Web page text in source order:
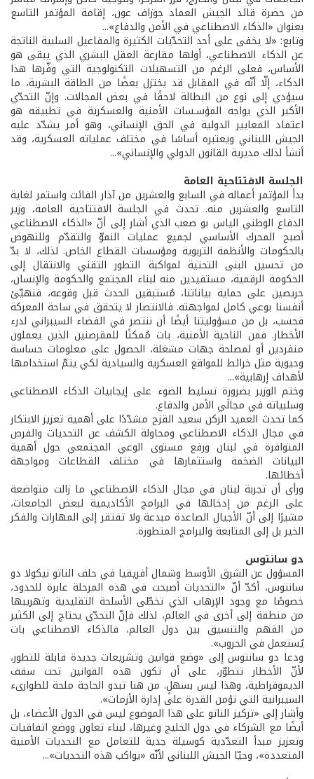
من حضرة قائد الجيش العماد جوزاف عون، إقامة المؤتمر التاسع
بعنوان «الذكاء الاصطناعي في الأمن والدفاع»...
وتابع: «لا يخفى على أحد التحدّيات الكثيرة والمفاعيل السلبية الناتجة
عن الذكاء الاصطناعي، أولها مقارعة العقل البشري الذي يبقى هو
الأساس، فعلى الرغم من التسهيلات التكنولوجية التي وفّرها هذا
الذكاء، إلّا أنّه في المقابل قد يختزل بعضًا من الطاقة البشرية، ما
سيؤدي إلى نوع من البطالة لاحقًا في بعض المجالات. وإنّ التحدّي
الأكبر الذي يواجه المؤسـسات الأمنية والعسكرية في تطبيقه هو
اعتماد المعايير الدولية في الحق الإنساني، وهو أمر يشدّد عليه
الجيش اللبناني ويعتبره أساسًا في مختلف عملياته العسكرية، وقد
أنشأ لذلك مديرية القانون الدولي والإنساني»...
الجلسة الافتتاحية العامة
بدأ المؤتمر أعماله في السابع والعشرين من آذار الفائت واستمر لغاية
التاسع والعشرين منه. تحدث في الجلسة الافتتاحية العامة، وزير
الدفاع الوطني الياس بو صعب الذي أشار إلى أنّ «الذكاء الاصطناعي
أصبح المحرك الأساسي لجميع عمليات النموّ والتقدّم وللنهوض
بالحكومات والأنظمة التربوية ومؤسسات القطاع الخاص. لذلك، لا بدّ
من تحسين البنى التحتية لمواكبة التطور التقني والانتقال إلى
الحكومة الرقمية، مستفيدين منه لبناء المجتمع والحكومة والإنسان،
حريصين على حماية بياناتنا، مُستبقين الحدث قبل وقوعه، فنهيّئ
أنفسنا بوعي كامل لمواجهته. فالانتصار لا يتحقق في ساحة المعركة
فحسب، بل من مسؤوليتنا أيضًا أن ننتصر في الفضاء السيبراني لدرء
الأخطار. فمن الناحية الأمنية، بات مُمكنًا للمقرصنين الذين يعملون
منفردين أو لمصلحة جهات مشغلة، الحصول على معلومات حساسة
وحيوية مثل خرائط للمواقع العسكرية والسيادية لكي يتمّ استخدامها
لأهداف إرهابية»...
وختم الوزير بضرورة تسليط الضوء على إيجابيات الذكاء الاصطناعي
وسلبياته في مجالَي الأمن والدفاع.
كما تحدث العميد الركن سعيد القزح مشدّدًا على أهمية تعزيز الابتكار
في مجال الذكاء الاصطناعي ومحاولة الكشف عن التحديات والفرص
المتوافرة في لبنان ورفع مستوى الوعي المجتمعي حول أهمية
البيانات الضخمة واستثمارها في مختلف القطاعات ومواجهة
أخطائها.
ورأى أن تجربة لبنان في مجال الذكاء الاصطناعي ما زالت متواضعة
على الرغم من إدخالها في البرامج الأكاديمية لبعض الجامعات،
مشيرًا إلى أنّ الأجيال الصاعدة مبدعة ولا تفتقر إلى المهارات والفكر
الخير بل إلى المتابعة والبرامج المتطورة.
دو سانتوس
المسؤول عن الشرق الأوسط وشمال أفريقيا في حلف الناتو نيكولا دو
سانتوس، أكدّ أنّ «التحديات أصبحت في هذه المرحلة عابرة للحدود،
خصوصًا مع وجود الإرهاب الذي تخطّى الأسلحة التقليدية وتهريبها
من منطقة إلى أخرى في العالم، لذلك فإنّ التحدّي يحتاج إلى الكثير
من الفهم والتنسيق بين دول العالم، فالذكاء الاصطناعي بات
يُستعمل في الحروب».
ودعا دو سانتوس إلى «وضع قوانين وتشريعات جديدة قابلة للتطور،
لأنّ الأخطار تتطوّر، على أن تكون هذه القوانين تحت سقف
الديموقراطية، وهذا ليس بسهلٍ. من هنا تبدو الحاجة ملحة للطوارىء
السيبرانية التي تؤمن القدرة على إدارة الأزمات».
وأشار إلى «تركيز الناتو على هذا الموضوع ليس في الدول الأعضاء، بل
أيضًا مع الشركاء في دول الخليج وغيرها، لبناء تعاون ووضع اتفاقيات
وتعزيز مبدأ التعدّدية كوسيلة جدية للتعامل مع التحديات الأمنية
المتعددة»، وحيّا الجيش اللبناني لأنّه «يواكب هذه التحديات»...